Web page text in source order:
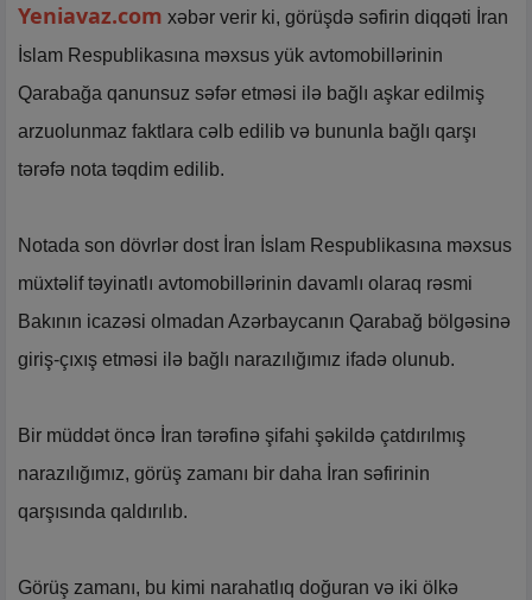
Yeniavaz.com xəbər verir ki, görüşdə səfirin diqqəti İran
İslam Respublikasına məxsus yük avtomobillərinin
Qarabağa qanunsuz səfər etməsi ilə bağlı aşkar edilmiş
arzuolunmaz faktlara cəlb edilib və bununla bağlı qarşı
tərəfə nota təqdim edilib.
Notada son dövrlər dost İran İslam Respublikasına məxsus
müxtəlif təyinatlı avtomobillərinin davamlı olaraq rəsmi
Bakının icazəsi olmadan Azərbaycanın Qarabağ bölgəsinə
giriş-çıxış etməsi ilə bağlı narazılığımız ifadə olunub.
Bir müddət öncə İran tərəfinə şifahi şəkildə çatdırılmış
narazılığımız, görüş zamanı bir daha İran səfirinin
qarşısında qaldırılıb.
Görüş zamanı, bu kimi narahatlıq doğuran və iki ölkə